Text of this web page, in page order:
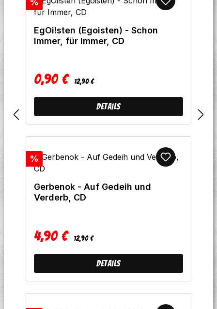
%
EgOi!sten (Egoisten) - Schon
Immer, für Immer, CD
Verkaufspreis:
0,90 € Regulärer Preis:
12,90 €
Details
Rabatt
%
Gerbenok - Auf Gedeih und
Verderb, CD
Verkaufspreis:
4,90 € Regulärer Preis:
12,90 €
Details